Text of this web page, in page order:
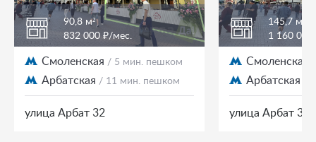
90,8 м²
832 000 ₽/мес.
Смоленская / 5 мин. пешком
Арбатская / 11 мин. пешком
улица Арбат 32
145,7 м²
1 160 000
Смоленская
Арбатская
улица Арбат 32